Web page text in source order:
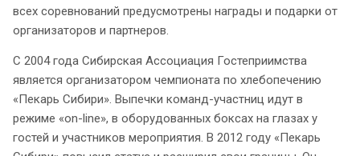
всех соревнований предусмотрены награды и подарки от
организаторов и партнеров.
С 2004 года Сибирская Ассоциация Гостеприимства
является организатором чемпионата по хлебопечению
«Пекарь Сибири». Выпечки команд-участниц идут в
режиме «on-line», в оборудованных боксах на глазах у
гостей и участников мероприятия. В 2012 году «Пекарь